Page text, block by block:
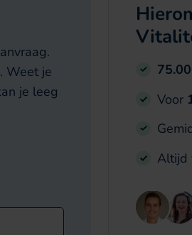
Weet je
je leeg
Voor
Altijd